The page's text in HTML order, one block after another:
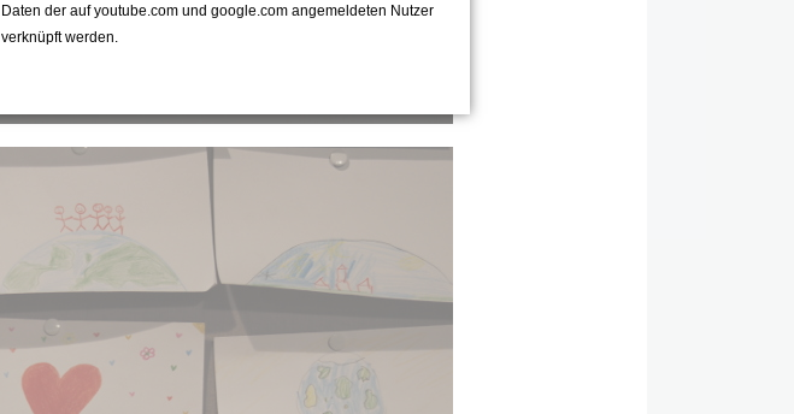
Daten der auf youtube.com und google.com angemeldeten Nutzer
verknüpft werden.